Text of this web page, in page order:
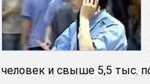
человек и свыше 5,5 тыс.